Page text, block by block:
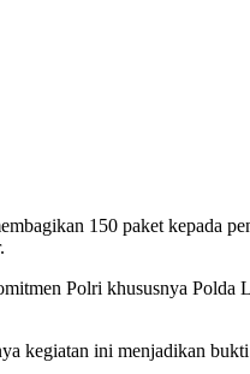
150 paket kepada
Polri khususnya Polda
kegiatan ini menjadikan